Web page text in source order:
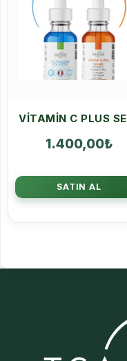
1.400,00₺
SATIN AL